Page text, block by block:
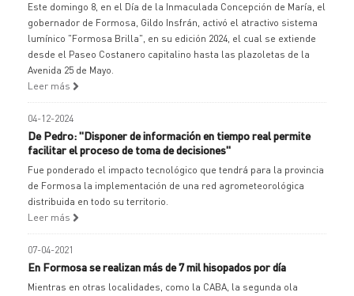
Este domingo 8, en el Día de la Inmaculada Concepción de María, el
gobernador de Formosa, Gildo Insfrán, activó el atractivo sistema
lumínico "Formosa Brilla", en su edición 2024, el cual se extiende
desde el Paseo Costanero capitalino hasta las plazoletas de la
Avenida 25 de Mayo.
Leer más
04-12-2024
De Pedro: "Disponer de información en tiempo real permite
facilitar el proceso de toma de decisiones"
Fue ponderado el impacto tecnológico que tendrá para la provincia
de Formosa la implementación de una red agrometeorológica
distribuida en todo su territorio.
Leer más
07-04-2021
En Formosa se realizan más de 7 mil hisopados por día
Mientras en otras localidades, como la CABA, la segunda ola